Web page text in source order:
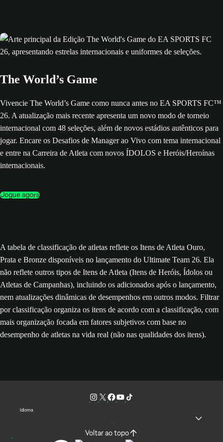
The World’s Game
Vivencie The World’s Game como nunca antes no EA SPORTS FC™
26. A atualização mais recente apresenta um novo modo de torneio
internacional com 48 seleções, além de novos estádios autênticos para
jogar. Encare os Desafios de Manager ao Vivo com tema internacional
e entre na Carreira de Atleta com novos ÍDOLOS e Heróis/Heroínas
internacionais.
Jogue agora
A tabela de classificação de atletas reflete os Itens de Atleta Ouro,
Prata e Bronze disponíveis no lançamento do Ultimate Team 26. Ela
não reflete outros tipos de Itens de Atleta (Itens de Heróis, Ídolos ou
Atletas de Campanhas), incluindo os adicionados após o lançamento,
nem atualizações dinâmicas de desempenhos em outros modos. Filtrar
por classificação organiza os itens de acordo com a classificação, com
mais organização focada em fatores subjetivos com base no
desempenho de atletas na vida real (não nas qualidades dos itens).
Idioma
Voltar ao topo